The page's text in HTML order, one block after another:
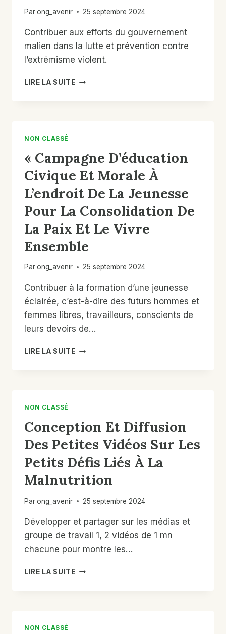
LA
DE
KIDAL
Parong_avenir 25 septembre 2024
Contribuer aux efforts du gouvernement
malien dans la lutte et prévention contre
l’extrémisme violent.
LIRE LA SUITEMISE
« PRÉVENTION
ET
LUTTE
L’EXTRÉMISME
VIOLENT
ET
LE
NON CLASSÉ
« Campagne D’éducation
Civique Et Morale À
L’endroit De La Jeunesse
Pour La Consolidation De
La Paix Et Le Vivre
Ensemble
Parong_avenir 25 septembre 2024
Contribuer à la formation d’une jeunesse
éclairée, c’est-à-dire des futurs hommes et
femmes libres, travailleurs, conscients de
leurs devoirs de…
LIRE LA SUITE« CAMPAGNE
DE
LA
JEUNESSE
POUR
LA
CONSOLIDATION
DE
LA
ET
VIVRE
ENSEMBLE
NON CLASSÉ
Conception Et Diffusion
Des Petites Vidéos Sur Les
Petits Défis Liés À La
Malnutrition
Parong_avenir 25 septembre 2024
Développer et partager sur les médias et
groupe de travail 1, 2 vidéos de 1 mn
chacune pour montre les…
LIRE LA SUITECONCEPTION
NON CLASSÉ